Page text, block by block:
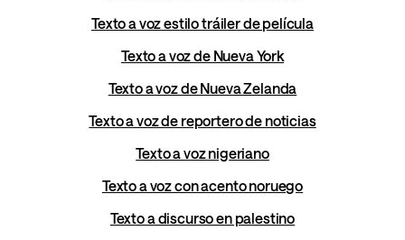
Texto a voz estilo tráiler de película
Texto a voz de Nueva York
Texto a voz de Nueva Zelanda
Texto a voz de reportero de noticias
Texto a voz nigeriano
Texto a voz con acento noruego
Texto a discurso en palestino